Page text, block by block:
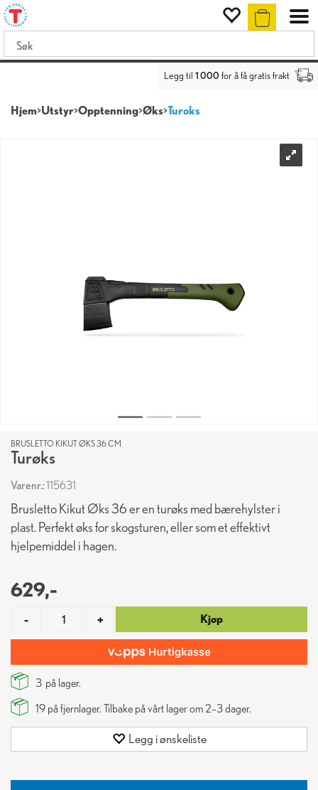
Legg til 1 000 for å få gratis frakt
Hjem>Utstyr>Opptenning>Øks>Turøks
BRUSLETTO KIKUT ØKS 36 CM
Turøks
Varenr.:115631
Brusletto Kikut Øks 36 er en turøks med bærehylster i
plast. Perfekt øks for skogsturen, eller som et effektivt
hjelpemiddel i hagen.
629,-
- + Kjøp
3 på lager.
19 på fjernlager. Tilbake på vårt lager om 2–3 dager.
Legg i ønskeliste